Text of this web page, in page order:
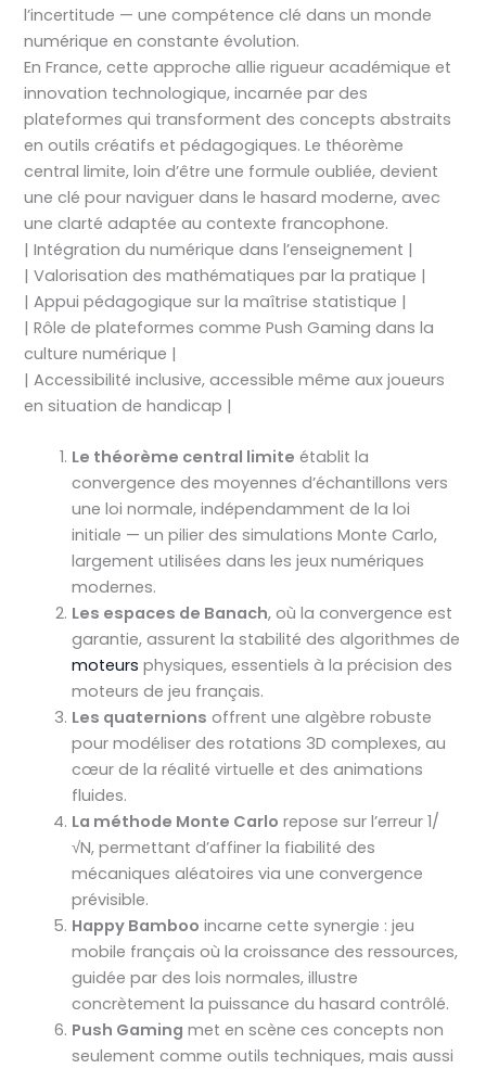
l’incertitude — une compétence clé dans un monde
numérique en constante évolution.
En France, cette approche allie rigueur académique et
innovation technologique, incarnée par des
plateformes qui transforment des concepts abstraits
en outils créatifs et pédagogiques. Le théorème
central limite, loin d’être une formule oubliée, devient
une clé pour naviguer dans le hasard moderne, avec
une clarté adaptée au contexte francophone.
| Intégration du numérique dans l’enseignement |
| Valorisation des mathématiques par la pratique |
| Appui pédagogique sur la maîtrise statistique |
| Rôle de plateformes comme Push Gaming dans la
culture numérique |
| Accessibilité inclusive, accessible même aux joueurs
en situation de handicap |
Le théorème central limite établit la
convergence des moyennes d’échantillons vers
une loi normale, indépendamment de la loi
initiale — un pilier des simulations Monte Carlo,
largement utilisées dans les jeux numériques
modernes.
Les espaces de Banach, où la convergence est
garantie, assurent la stabilité des algorithmes de
moteurs physiques, essentiels à la précision des
moteurs de jeu français.
Les quaternions offrent une algèbre robuste
pour modéliser des rotations 3D complexes, au
cœur de la réalité virtuelle et des animations
fluides.
La méthode Monte Carlo repose sur l’erreur 1/
√N, permettant d’affiner la fiabilité des
mécaniques aléatoires via une convergence
prévisible.
Happy Bamboo incarne cette synergie : jeu
mobile français où la croissance des ressources,
guidée par des lois normales, illustre
concrètement la puissance du hasard contrôlé.
Push Gaming met en scène ces concepts non
seulement comme outils techniques, mais aussi